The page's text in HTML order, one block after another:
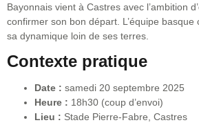
Bayonnais vient à Castres avec l’ambition
confirmer son bon départ. L’équipe
sa dynamique loin de ses terres.
Contexte pratique
Date : samedi 20 septembre 2025
Heure : 18h30 (coup d’envoi)
Lieu : Stade Pierre-Fabre, Castres